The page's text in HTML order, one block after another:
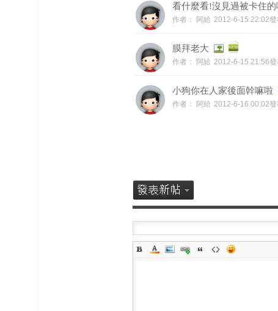
看什麼看!沒見過被卡住的
作者： 阿給 2012-6-15 22:02發
膜拜老大
作者： 阿給 2012-6-15 21:56發
小狗你在人家後面幹嘛啦
作者： 阿給 2012-6-16 00:02發